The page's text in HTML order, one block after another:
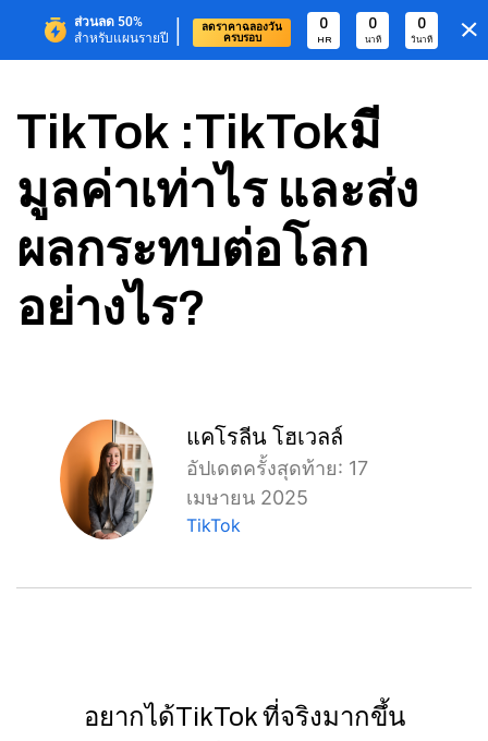
ส่วนลด 50%
สำหรับแผนรายปี |
ลดราคาฉลองวัน
ครบรอบ
0
HR
0
นาที
0
วินาที
TikTok :TikTokมี
มูลค่าเท่าไร และส่ง
ผลกระทบต่อโลก
อย่างไร?
แคโรลีน โฮเวลล์
อัปเดตครั้งสุดท้าย: 17
เมษายน 2025
TikTok
อยากได้TikTok ที่จริงมากขึ้น